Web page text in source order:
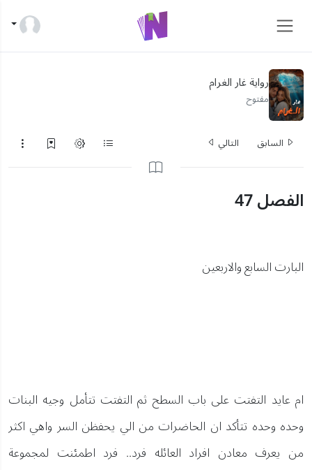
رواية غار الغرام
مفتوح
السابق التالي
الفصل 47
البارت السابع والاربعين
ام عايد التفتت على باب السطح ثم التفتت تتأمل وجيه البنات
وحده وحده تتأكد ان الحاضرات من الي يحفظن السر واهي اكثر
من يعرف معادن افراد العائله فرد.. فرد اطمئنت لمجموعة